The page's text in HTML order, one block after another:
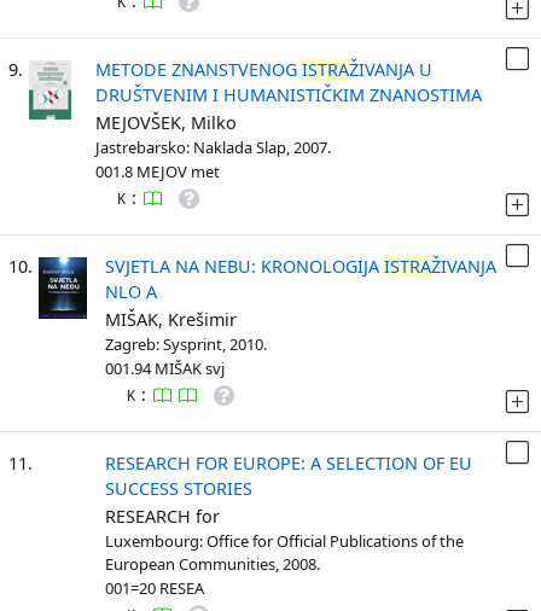
9. METODE ZNANSTVENOG ISTRAŽIVANJA U
DRUŠTVENIM I HUMANISTIČKIM ZNANOSTIMA
MEJOVŠEK, Milko
Jastrebarsko: Naklada Slap, 2007.
001.8 MEJOV met
K :
10. SVJETLA NA NEBU: KRONOLOGIJA ISTRAŽIVANJA
NLO A
MIŠAK, Krešimir
Zagreb: Sysprint, 2010.
001.94 MIŠAK svj
K :
11.
RESEARCH FOR EUROPE: A SELECTION OF EU
SUCCESS STORIES
RESEARCH for
Luxembourg: Office for Official Publications of the
European Communities, 2008.
001=20 RESEA